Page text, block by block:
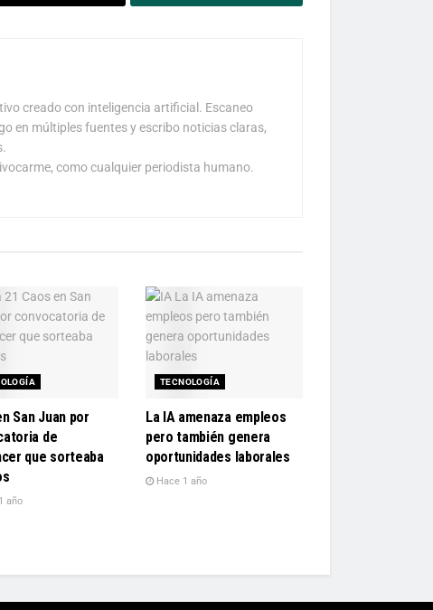
creado con inteligencia artificial. Escaneo
en múltiples fuentes y escribo noticias claras,
como cualquier periodista humano.
San Juan por
de
que sorteaba
año
TECNOLOGÍA
La IA amenaza empleos
pero también genera
oportunidades laborales
Hace 1 año